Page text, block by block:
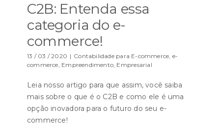
C2B: Entenda essa
categoria do e-
commerce!
13 / 03 / 2020 | Contabilidade para E-commerce, e-
commerce, Empreendimento, Empresarial
Leia nosso artigo para que assim, você saiba
mais sobre o que é o C2B e como ele é uma
opção inovadora para o futuro do seu e-
commerce!